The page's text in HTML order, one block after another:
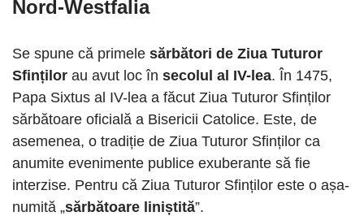
Nord-Westfalia
Se spune că primele sărbători de Ziua Tuturor
Sfinților au avut loc în secolul al IV-lea. În 1475,
Papa Sixtus al IV-lea a făcut Ziua Tuturor Sfinților
sărbătoare oficială a Bisericii Catolice. Este, de
asemenea, o tradiție de Ziua Tuturor Sfinților ca
anumite evenimente publice exuberante să fie
interzise. Pentru că Ziua Tuturor Sfinților este o așa-
numită „sărbătoare liniștită”.